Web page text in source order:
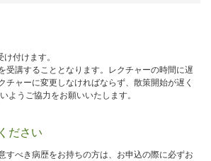
付けます。
受講することとなります。レクチャーの時間に遅
チャーに変更しなければならず、散策開始が遅く
ようご協力をお願いいたします。
ください
すべき病歴をお持ちの方は、お申込の際に必ずお